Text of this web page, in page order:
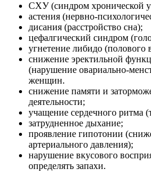
СХУ (синдром хронической
астения (нервно-
дисания (расстройство сна);
цефалгический синдром
угнетение либидо (полового
снижение эректильной
(нарушение овариально-
женщин.
снижение памяти и
деятельности;
учащение сердечного ритма
затрудненное дыхание;
проявление гипотонии
артериального давления);
нарушение вкусового
определять запахи.